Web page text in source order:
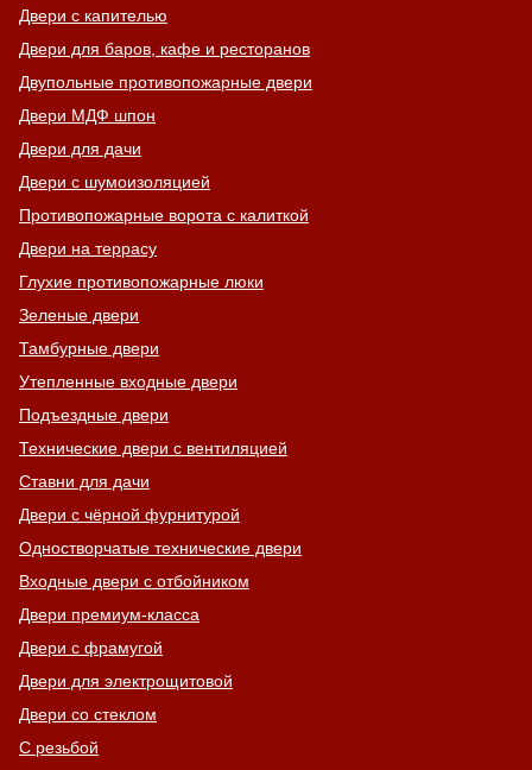
Двери с капителью
Двери для баров, кафе и ресторанов
Двупольные противопожарные двери
Двери МДФ шпон
Двери для дачи
Двери с шумоизоляцией
Противопожарные ворота с калиткой
Двери на террасу
Глухие противопожарные люки
Зеленые двери
Тамбурные двери
Утепленные входные двери
Подъездные двери
Технические двери с вентиляцией
Ставни для дачи
Двери с чёрной фурнитурой
Одностворчатые технические двери
Входные двери с отбойником
Двери премиум-класса
Двери с фрамугой
Двери для электрощитовой
Двери со стеклом
С резьбой